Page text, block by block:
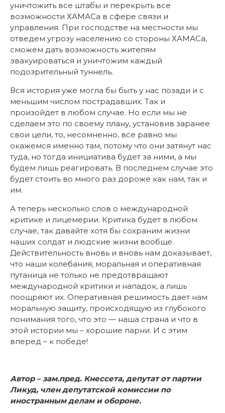
уничтожить все штабы и перекрыть все
возможности ХАМАСа в сфере связи и
управления. При господстве на местности мы
отведем угрозу населению со стороны ХАМАСа,
сможем дать возможность жителям
эвакуироваться и уничтожим каждый
подозрительный туннель.
Вся история уже могла бы быть у нас позади и с
меньшим числом пострадавших. Так и
произойдет в любом случае. Но если мы не
сделаем это по своему плану, установив заранее
свои цели, то, несомненно, все равно мы
окажемся именно там, потому что они затянут нас
туда, но тогда инициатива будет за ними, а мы
будем лишь реагировать. В последнем случае это
будет стоить во много раз дороже как нам, так и
им.
А теперь несколько слов о международной
критике и лицемерии. Критика будет в любом
случае, так давайте хотя бы сохраним жизни
наших солдат и людские жизни вообще.
Действительность вновь и вновь нам доказывает,
что наши колебания, моральная и оперативная
путаница не только не предотвращают
международной критики и нападок, а лишь
поощряют их. Оперативная решимость дает нам
моральную защиту, происходящую из глубокого
понимания того, что это — наша страна и что в
этой истории мы – хорошие парни. И с этим
вперед – к победе!
Автор – зам.пред. Кнессета, депутат от партии
Ликуд, член депутатской комиссии по
иностранным делам и обороне.